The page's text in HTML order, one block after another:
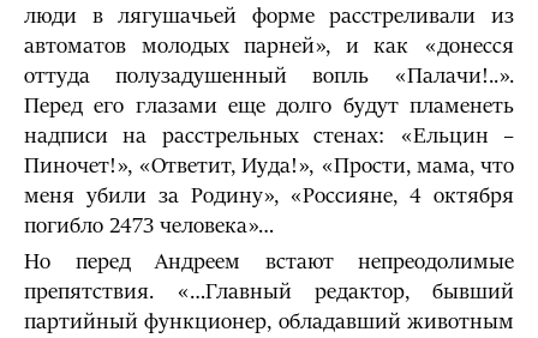
люди в лягушачьей форме расстреливали из
автоматов молодых парней», и как «донесся
оттуда полузадушенный вопль «Палачи!..».
Перед его глазами еще долго будут пламенеть
надписи на расстрельных стенах: «Ельцин –
Пиночет!», «Ответит, Иуда!», «Прости, мама, что
меня убили за Родину», «Россияне, 4 октября
погибло 2473 человека»…
Но перед Андреем встают непреодолимые
препятствия. «…Главный редактор, бывший
партийный функционер, обладавший животным